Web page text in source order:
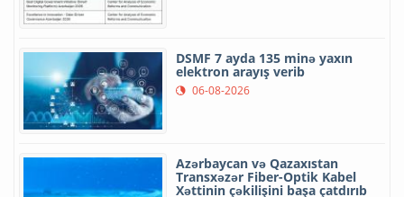
DSMF 7 ayda 135 minə yaxın
elektron arayış verib
06-08-2026
Azərbaycan və Qazaxıstan
Transxəzər Fiber-Optik Kabel
Xəttinin çəkilişini başa çatdırıb